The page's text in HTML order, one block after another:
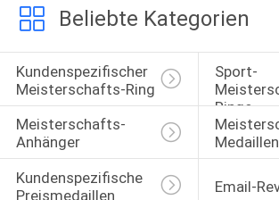
Beliebte Kategorien
Kundenspezifischer
Meisterschafts-Ring
Sport-
Ringe
Meisterschafts-
Anhänger
Medaillen
Kundenspezifische
Preismedaillen
Email-